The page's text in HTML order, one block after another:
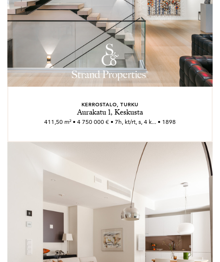
KERROSTALO, TURKU
Aurakatu 1, Keskusta
411,50 m² • 4 750 000 € • 7h, kt/rt, s, 4 k... • 1898